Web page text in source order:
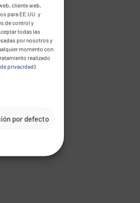
cliente web,
para EE.UU. y
de control y
todas las
por nosotros y
momento con
realizado
privacidad).
por defecto